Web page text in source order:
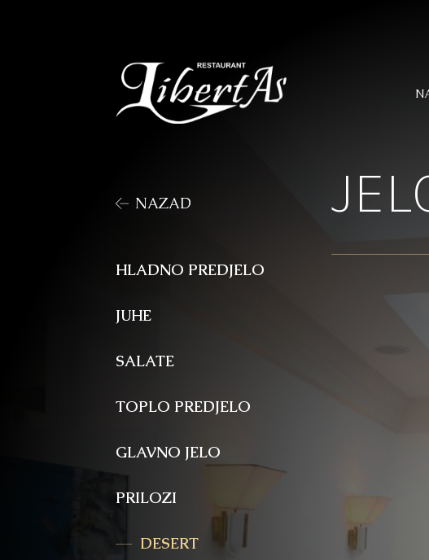
NAZAD
HLADNO PREDJELO
JUHE
SALATE
TOPLO PREDJELO
GLAVNO JELO
PRILOZI
DESERT